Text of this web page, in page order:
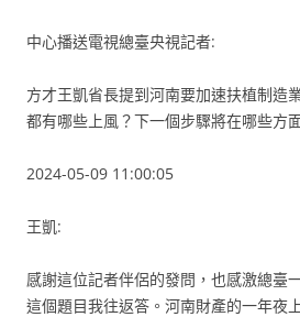
中心播送電視總臺央視記者:
方才王凱省長提到河南要加速扶植制造
都有哪些上風？下一個步驟將在哪些方
2024-05-09 11:00:05
王凱:
感謝這位記者伴侶的發問，也感激總臺
這個題目我往返答。河南財產的一年夜